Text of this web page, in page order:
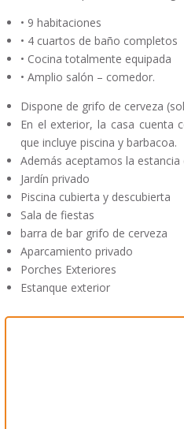
• 9 habitaciones
• 4 cuartos de baño completos
• Cocina totalmente equipada
• Amplio salón – comedor.
Dispone de grifo de cerveza
En el exterior, la casa cuenta
que incluye piscina y barbacoa.
Además aceptamos la estancia
Jardín privado
Piscina cubierta y descubierta
Sala de fiestas
barra de bar grifo de cerveza
Aparcamiento privado
Porches Exteriores
Estanque exterior